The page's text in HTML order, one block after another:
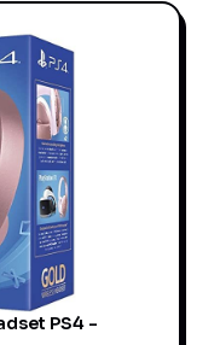
PS4 -